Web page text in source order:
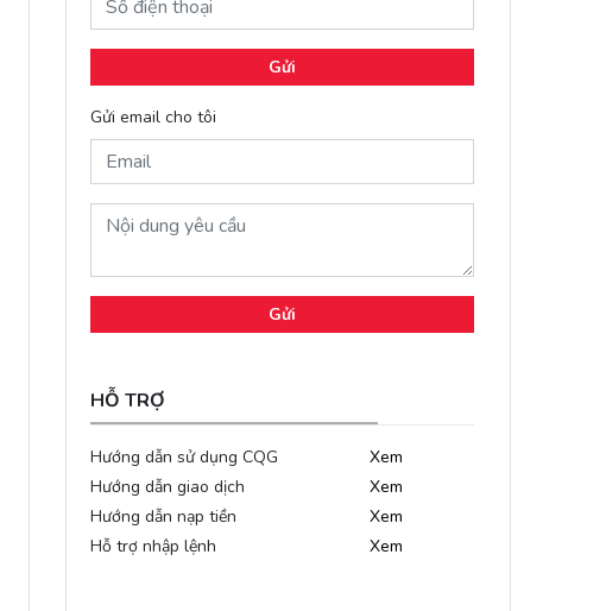
Gửi
Gửi email cho tôi
Gửi
HỖ TRỢ
Hướng dẫn sử dụng CQG
Xem
Hướng dẫn giao dịch
Xem
Hướng dẫn nạp tiền
Xem
Hỗ trợ nhập lệnh
Xem